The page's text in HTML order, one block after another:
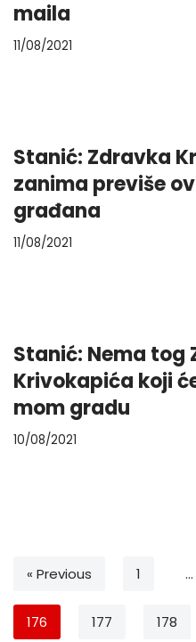
maila
11/08/2021
Stanić: Zdravka
zanima previše
građana
11/08/2021
Stanić: Nema tog
Krivokapića koji
mom gradu
10/08/2021
« Previous 1 …
176 177 178